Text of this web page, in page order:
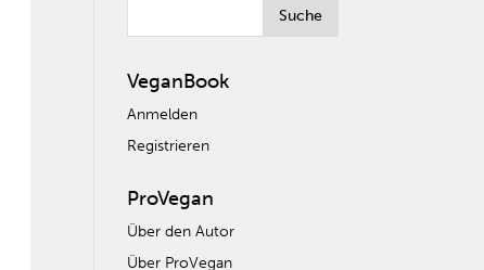
VeganBook
Anmelden
Registrieren
ProVegan
Über den Autor
Über ProVegan